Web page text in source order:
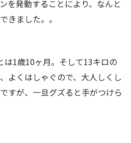
を発動することにより、なんと
きました。。
は1歳10ヶ月。そして13キロの
よくはしゃぐので、大人しくし
すが、一旦グズると手がつけら